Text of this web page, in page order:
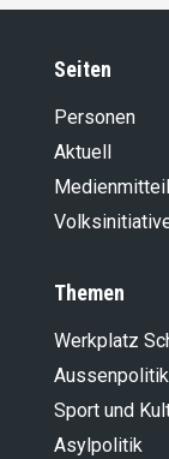
Seiten
Personen
Aktuell
Themen
Werkplatz
Aussenpolitik
Sport und
Asylpolitik